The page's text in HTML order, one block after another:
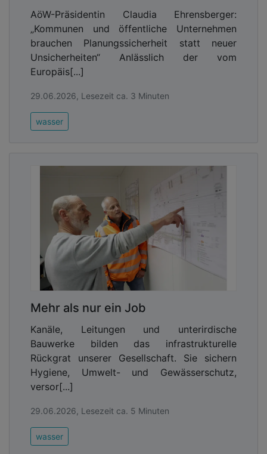
AöW-Präsidentin Claudia Ehrensberger:
„Kommunen und öffentliche Unternehmen
brauchen Planungssicherheit statt neuer
Unsicherheiten“ Anlässlich der vom
Europäis[...]
29.06.2026, Lesezeit ca. 3 Minuten
wasser
Mehr als nur ein Job
Kanäle, Leitungen und unterirdische
Bauwerke bilden das infrastrukturelle
Rückgrat unserer Gesellschaft. Sie sichern
Hygiene, Umwelt- und Gewässerschutz,
versor[...]
29.06.2026, Lesezeit ca. 5 Minuten
wasser